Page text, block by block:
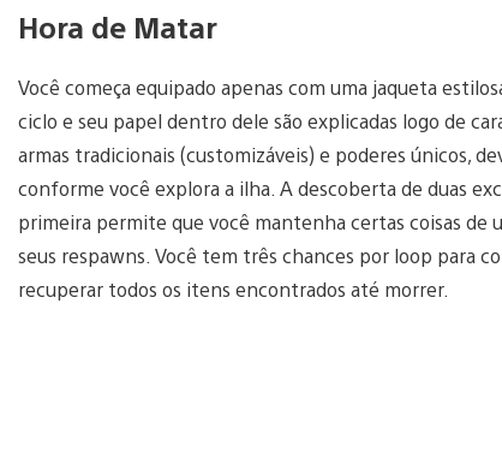
Hora de Matar
Você começa equipado apenas com uma jaqueta
ciclo e seu papel dentro dele são explicadas logo de
armas tradicionais (customizáveis) e poderes únicos,
conforme você explora a ilha. A descoberta de duas
primeira permite que você mantenha certas coisas de
seus respawns. Você tem três chances por loop para
recuperar todos os itens encontrados até morrer.